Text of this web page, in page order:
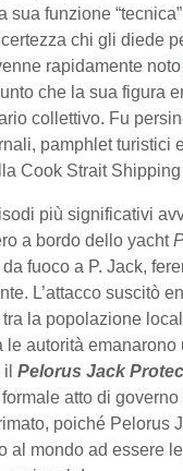
sua funzione
chi gli diede
rapidamente noto
che la sua figura
collettivo. Fu
pamphlet turistici
Cook Strait
più significativi
a bordo dello yacht
da fuoco a P. Jack,
L’attacco suscitò
la popolazione
le autorità emanarono
Pelorus Jack
atto di governo
poiché Pelorus
al mondo ad essere